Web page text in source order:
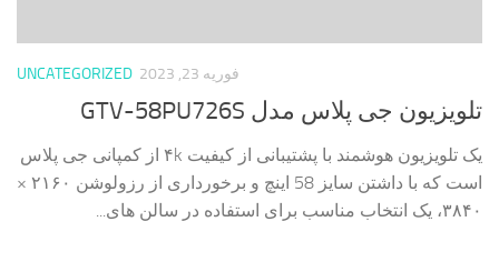
UNCATEGORIZED فوریه 23, 2023
تلویزیون جی پلاس مدل GTV-58PU726S
یک تلویزیون هوشمند با پشتیبانی از کیفیت ۴k از کمپانی جی پلاس
است که با داشتن سایز 58 اینچ و برخورداری از رزولوشن ۲۱۶۰ ×
۳۸۴۰، یک انتخاب مناسب برای استفاده در سالن های...